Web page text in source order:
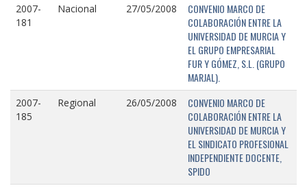
2007-
181
Nacional 27/05/2008
CONVENIO MARCO DE
COLABORACIÓN ENTRE LA
UNIVERSIDAD DE MURCIA Y
EL GRUPO EMPRESARIAL
FUR Y GÓMEZ, S.L. (GRUPO
MARJAL).
2007-
185
Regional 26/05/2008
CONVENIO MARCO DE
COLABORACIÓN ENTRE LA
UNIVERSIDAD DE MURCIA Y
EL SINDICATO PROFESIONAL
INDEPENDIENTE DOCENTE,
SPIDO